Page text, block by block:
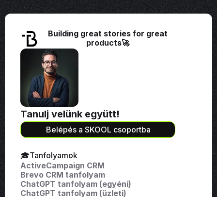
Building great stories for great
products🚀
Tanulj velünk együtt!
Belépés a SKOOL csoportba
🎓Tanfolyamok
ActiveCampaign CRM
Brevo CRM tanfolyam
ChatGPT tanfolyam (egyéni)
ChatGPT tanfolyam (üzleti)